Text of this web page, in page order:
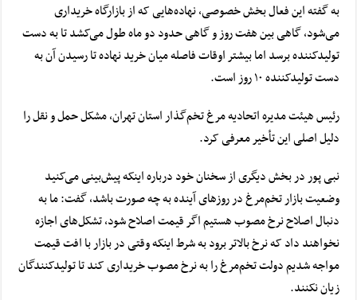
به گفته این فعال بخش خصوصی، نهاده‌هایی که از بازارگاه خریداری
می‌شود، گاهی بین هفت روز و گاهی حدود دو ماه طول می‌کشد تا به دست
تولیدکننده برسد اما بیشتر اوقات فاصله میان خرید نهاده تا رسیدن آن به
دست تولیدکننده ١٠ روز است.
رئیس هیئت مدیره اتحادیه مرغ تخم‌گذار استان تهران، مشکل حمل و نقل را
دلیل اصلی این تأخیر معرفی کرد.
نبی پور در بخش دیگری از سخنان خود درباره اینکه پیش‌بینی می‌کنید
وضعیت بازار تخم‌مرغ در روزهای آینده به چه صورت باشد، گفت: ما به
دنبال اصلاح نرخ مصوب هستیم اگر قیمت اصلاح شود، تشکل‌های اجازه
نخواهند داد که نرخ بالاتر برود به شرط اینکه وقتی در بازار با افت قیمت
مواجه شدیم دولت تخم‌مرغ را به نرخ مصوب خریداری کند تا تولیدکنندگان
زیان نکنند.